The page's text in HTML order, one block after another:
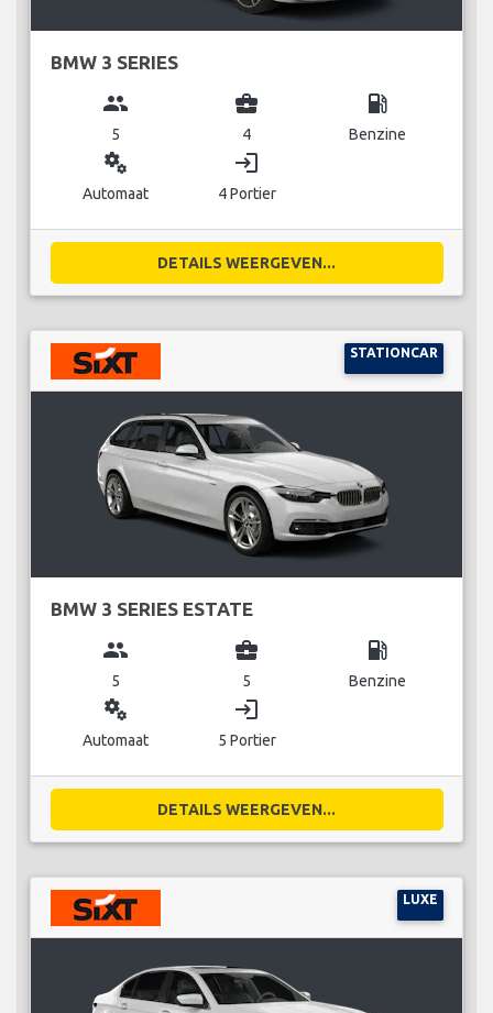
BMW 3 SERIES
group
5
business_center
4
local_gas_station
Benzine
miscellaneous_services
Automaat
login
4 Portier
DETAILS WEERGEVEN...
STATIONCAR
BMW 3 SERIES ESTATE
group
5
business_center
5
local_gas_station
Benzine
miscellaneous_services
Automaat
login
5 Portier
DETAILS WEERGEVEN...
LUXE